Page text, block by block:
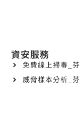
資安服務
免費線上掃毒_
威脅樣本分析_